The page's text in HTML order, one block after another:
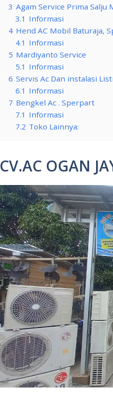
3 Agam Service Prima Salju
3.1 Informasi
4 Hend AC Mobil Baturaja,
4.1 Informasi
5 Mardiyanto Service
5.1 Informasi
6 Servis Ac Dan instalasi
6.1 Informasi
7 Bengkel Ac . Sperpart
7.1 Informasi
7.2 Toko Lainnya:
CV.AC OGAN